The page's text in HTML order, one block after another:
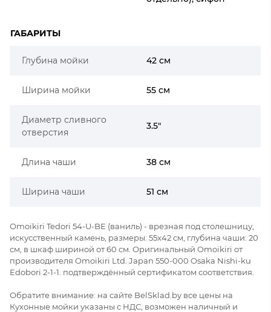
ГАБАРИТЫ
Глубина мойки 42 см
Ширина мойки 55 см
Диаметр сливного
отверстия
3.5"
Длина чаши 38 см
Ширина чаши 51 см
Omoikiri Tedori 54-U-BE (ваниль) - врезная под столешницу,
искусственный камень, размеры: 55x42 см, глубина чаши: 20
см, в шкаф шириной от 60 см. Оригинальный Omoikiri от
производителя Omoikiri Ltd. Japan 550-000 Osaka Nishi-ku
Edobori 2-1-1. подтверждённый сертификатом соответствия.
Обратите внимание: на сайте BelSklad.by все цены на
Кухонные мойки указаны с НДС, возможен наличный и